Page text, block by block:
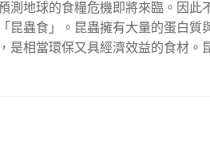
測地球的食糧危機即將來臨。因此
昆蟲食」。昆蟲擁有大量的蛋白質
是相當環保又具經濟效益的食材。